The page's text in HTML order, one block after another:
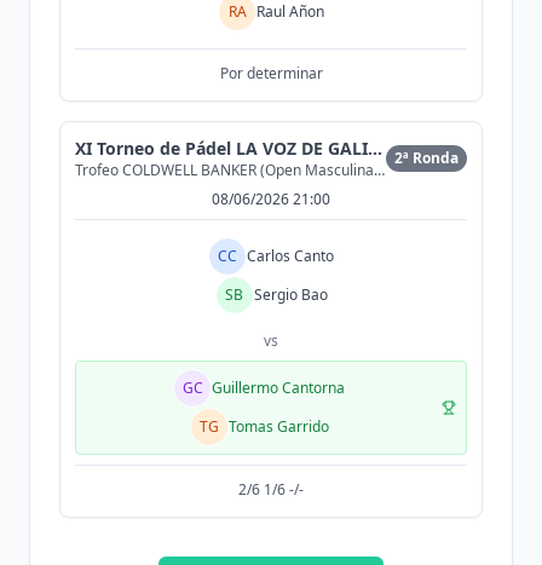
RA Raul Añon
Por determinar
XI Torneo de Pádel LA VOZ DE GALICIA
Trofeo COLDWELL BANKER (Open Masculina 2ª)
2ª Ronda
08/06/2026 21:00
CC Carlos Canto
SB Sergio Bao
vs
GC Guillermo Cantorna
TG Tomas Garrido
2/6 1/6 -/-